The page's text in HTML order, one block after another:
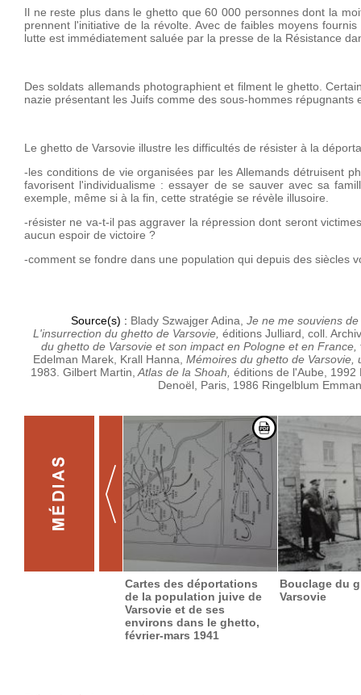
Il ne reste plus dans le ghetto que 60 000 personnes dont la
prennent l'initiative de la révolte. Avec de faibles moyens
lutte est immédiatement saluée par la presse de la Résistance
Des soldats allemands photographient et filment le ghetto.
nazie présentant les Juifs comme des sous-hommes répugnants
Le ghetto de Varsovie illustre les difficultés de résister à la
-les conditions de vie organisées par les Allemands détruisent
favorisent l'individualisme : essayer de se sauver avec sa
exemple, même si à la fin, cette stratégie se révèle illusoire.
-résister ne va-t-il pas aggraver la répression dont seront
aucun espoir de victoire ?
-comment se fondre dans une population qui depuis des siècles
Source(s) : Blady Szwajger Adina, Je ne me souviens
L'insurrection du ghetto de Varsovie, éditions Julliard, coll.
du ghetto de Varsovie et son impact en Pologne et en France,
Edelman Marek, Krall Hanna, Mémoires du ghetto de
1983. Gilbert Martin,Atlas de la Shoah, éditions de l'Aube, 1992
Denoël, Paris, 1986 Ringelblum
Cartes des déportations
de la population juive de
Varsovie et de ses
environs dans le ghetto,
février-mars 1941
Bouclage du
Varsovie